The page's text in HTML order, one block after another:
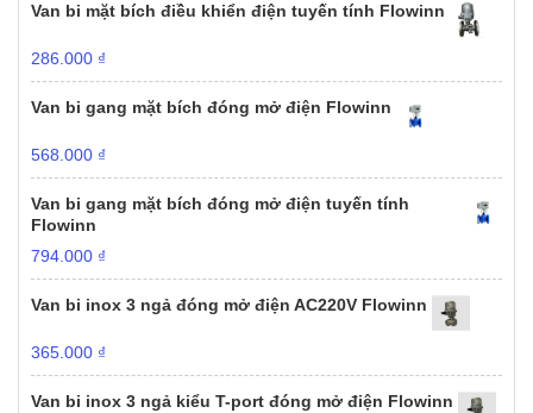
Van bi mặt bích điều khiển điện tuyến tính Flowinn
286.000 ₫
Van bi gang mặt bích đóng mở điện Flowinn
568.000 ₫
Van bi gang mặt bích đóng mở điện tuyến tính
Flowinn
794.000 ₫
Van bi inox 3 ngả đóng mở điện AC220V Flowinn
365.000 ₫
Van bi inox 3 ngả kiểu T-port đóng mở điện Flowinn